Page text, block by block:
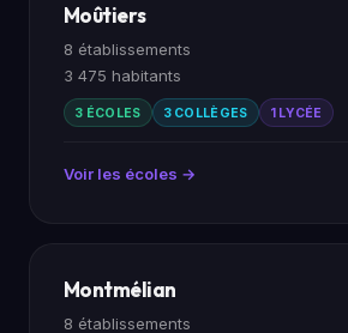
Moûtiers
8 établissements
3 475 habitants
3 ÉCOLES 3 COLLÈGES 1 LYCÉE
Voir les écoles →
Montmélian
8 établissements